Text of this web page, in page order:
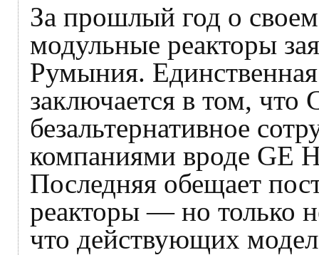
За прошлый год о
модульные реакторы
Румыния.
заключается в том,
безальтернативное
компаниями вроде GE
Последняя обещает
реакторы — но только
что действующих